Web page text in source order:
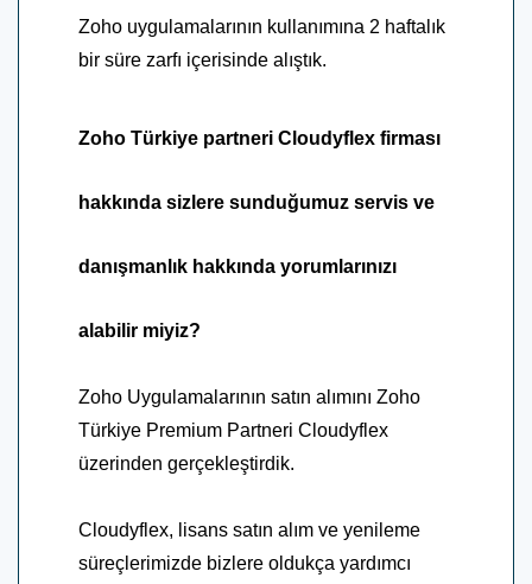
Zoho uygulamalarının kullanımına 2 haftalık
bir süre zarfı içerisinde alıştık.
Zoho Türkiye partneri Cloudyflex firması
hakkında sizlere sunduğumuz servis ve
danışmanlık hakkında yorumlarınızı
alabilir miyiz?
Zoho Uygulamalarının satın alımını Zoho
Türkiye Premium Partneri Cloudyflex
üzerinden gerçekleştirdik.
Cloudyflex, lisans satın alım ve yenileme
süreçlerimizde bizlere oldukça yardımcı